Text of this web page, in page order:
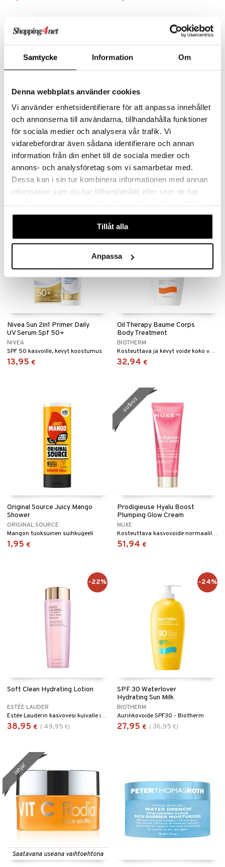
Samtycke Information Om
Denna webbplats använder cookies
Vi använder enhetsidentifierare för att anpassa innehållet
och annonserna till användarna, tillhandahålla funktioner
för sociala medier och analysera vår trafik. Vi
vidarebefordrar även sådana identifierare och annan
information från din enhet till de sociala medier och
annons- och analysföretag som vi samarbetar med.
Dessa kan i sin tur kombinera informationen med annan
information som du har tillhandahållit eller som de har
våra cookies vid fortsatt användande av vår webbplats.
Tillåt alla
Anpassa
Nivea Hand Cream 3 in 1
Repair
NIVEA
Korjaava käsivoide kuiville käsille Nivealta.
3,95 €
Nivea Q10 Firming Vitamin C
Body Lotion
NIVEA
6,95 €
Nivea Sun 2in1 Primer Daily
UV Serum Spf 50+
NIVEA
SPF 50 kasvoille, kevyt koostumus
13,95 €
Oil Therapy Baume Corps
Body Treatment
BIOTHERM
Kosteuttava ja kevyt voide koko vartalolle
32,94 €
Original Source Juicy Mango
Shower
ORIGINAL SOURCE
Mangon tuoksuinen suihkugeeli
1,95 €
Prodigieuse Hyalu Boost
Plumping Glow Cream
NUXE
Kosteuttava kasvovoide normaalille ja kuivalle iholle, joka antaa lisähehkua.
51,94 €
uutuus
Soft Clean Hydrating Lotion
ESTÉE LAUDER
Estée Lauderin kasvovesi kuivalle iholle
38,95 € ( 49,95 €)
-22%
SPF 30 Waterlover
Hydrating Sun Milk
BIOTHERM
Aurinkovoide SPF30 - Biotherm
27,95 € ( 36,95 €)
-24%
Saatavana useana vaihtoehtona
lahja!